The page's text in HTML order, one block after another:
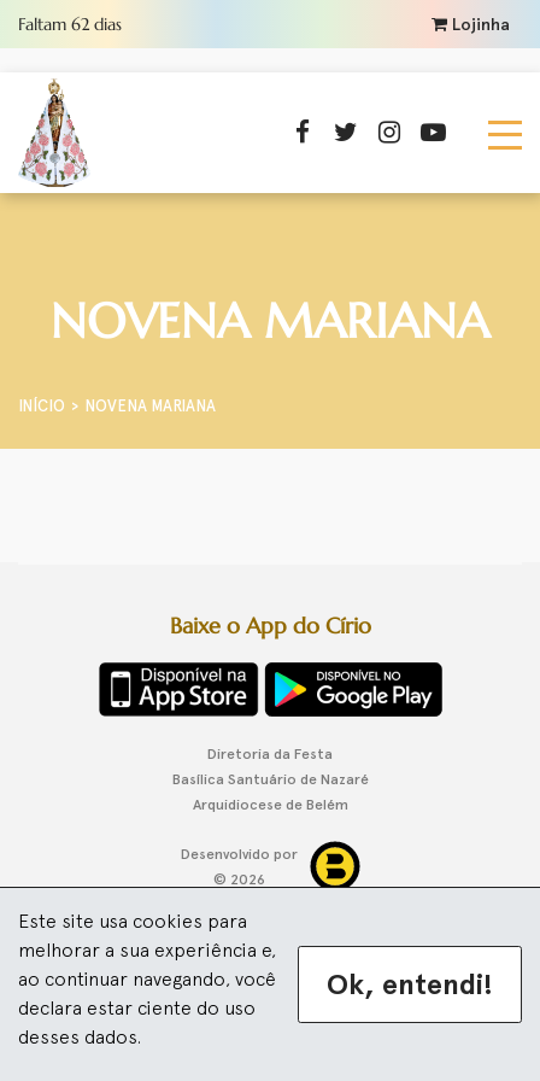
Faltam 62 dias Lojinha
NOVENA MARIANA
INÍCIO NOVENA MARIANA
Este site usa cookies para
melhorar a sua experiência e,
ao continuar navegando, você
declara estar ciente do uso
desses dados.
Ok, entendi!
Diretoria da Festa
Basílica Santuário de Nazaré
Arquidiocese de Belém
Baixe o App do Círio
Desenvolvido por
© 2026